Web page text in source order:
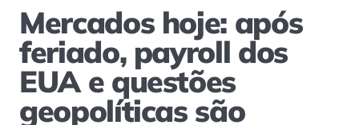
Mercados hoje: após
feriado, payroll dos
EUA e questões
geopolíticas são